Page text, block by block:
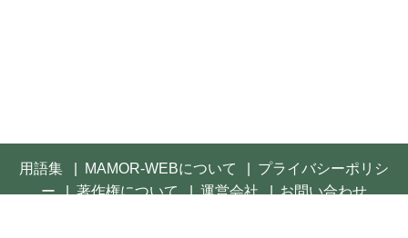
用語集 MAMOR-WEBについて
プライバシーポリシ
ー
著作権について 運営会社
お問い合わせ